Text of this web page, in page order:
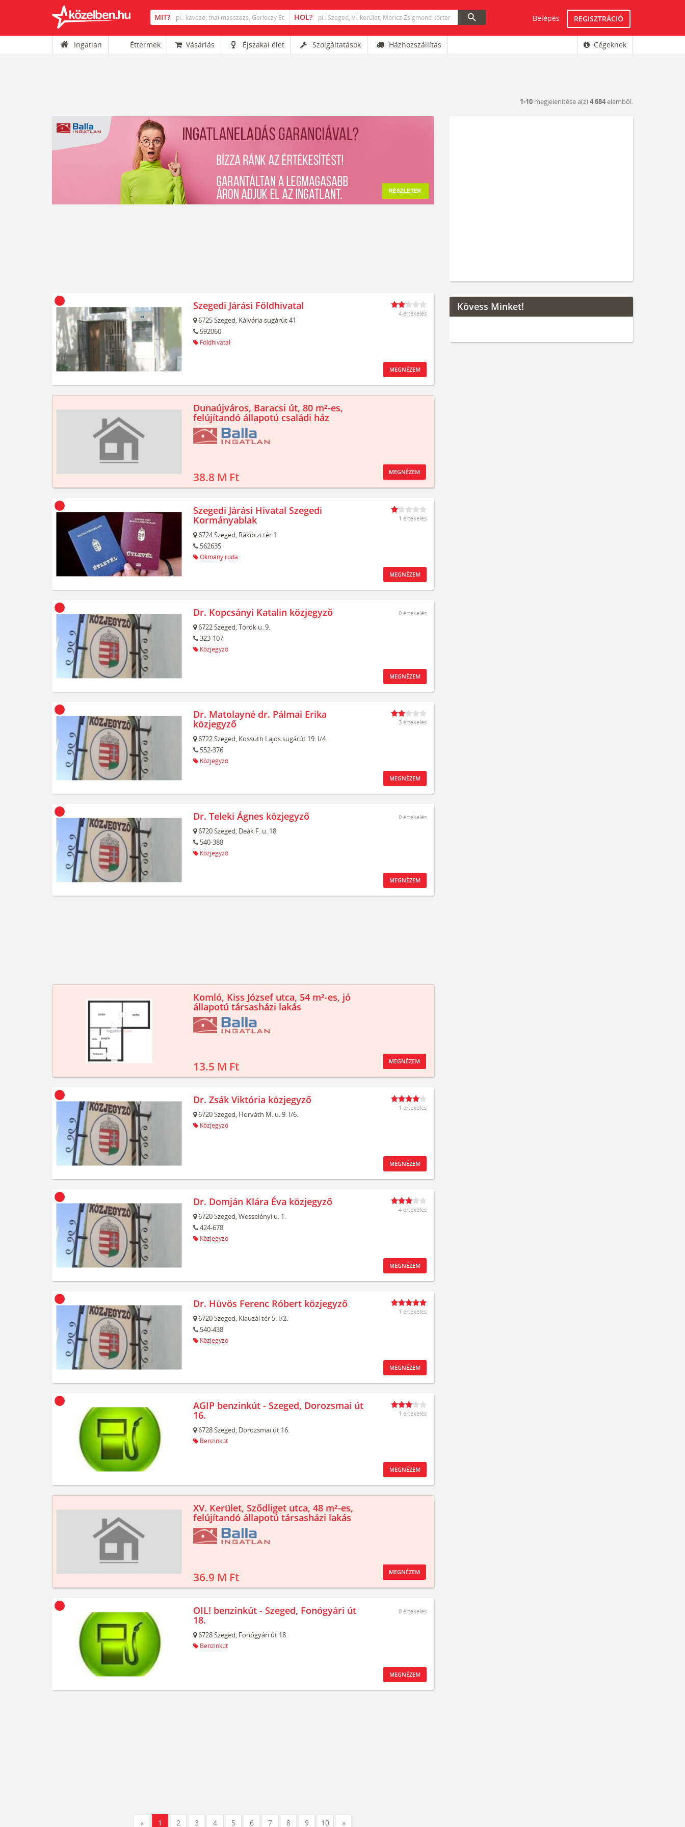
search Belépés REGISZTRÁCIÓ
Ingatlan Éttermek Vásárlás Éjszakai élet Szolgáltatások Házhozszállítás Cégeknek
1-10 megjelenítése a(z)4 684elemből.
Szegedi Járási Földhivatal
6725Szeged, Kálvária sugárút 41
592060
Földhivatal
4 értékelés
MEGNÉZEM
Dunaújváros, Baracsi út, 80 m²-es,
felújítandó állapotú családi ház
38.8 M Ft MEGNÉZEM
Szegedi Járási Hivatal Szegedi
Kormányablak
6724Szeged, Rákóczi tér 1
562635
Okmányiroda
1 értékelés
MEGNÉZEM
Dr. Kopcsányi Katalin közjegyző
6722Szeged,Török u. 9.
323-107
Közjegyző
0 értékelés
MEGNÉZEM
Dr. Matolayné dr. Pálmai Erika
közjegyző
6722Szeged, Kossuth Lajos sugárút 19. I/4.
552-376
Közjegyző
3 értékelés
MEGNÉZEM
Dr. Teleki Ágnes közjegyző
6720Szeged, Deák F. u. 18
540-388
Közjegyző
0 értékelés
MEGNÉZEM
Komló, Kiss József utca, 54 m²-es, jó
állapotú társasházi lakás
13.5 M Ft MEGNÉZEM
Dr. Zsák Viktória közjegyző
6720Szeged, Horváth M. u. 9. I/6.
Közjegyző
1 értékelés
MEGNÉZEM
Dr. Domján Klára Éva közjegyző
6720Szeged,Wesselényi u. 1.
424-678
Közjegyző
4 értékelés
MEGNÉZEM
Dr. Hüvös Ferenc Róbert közjegyző
6720Szeged, Klauzál tér 5. I/2.
540-438
Közjegyző
1 értékelés
MEGNÉZEM
AGIP benzinkút - Szeged, Dorozsmai út
16.
6728Szeged, Dorozsmai út 16.
Benzinkút
1 értékelés
MEGNÉZEM
XV. Kerület, Sződliget utca, 48 m²-es,
felújítandó állapotú társasházi lakás
36.9 M Ft MEGNÉZEM
OIL! benzinkút - Szeged, Fonógyári út
18.
6728Szeged, Fonógyári út 18.
Benzinkút
0 értékelés
MEGNÉZEM
« 1 2 3 4 5 6 7 8 9 10 »
Kövess Minket!